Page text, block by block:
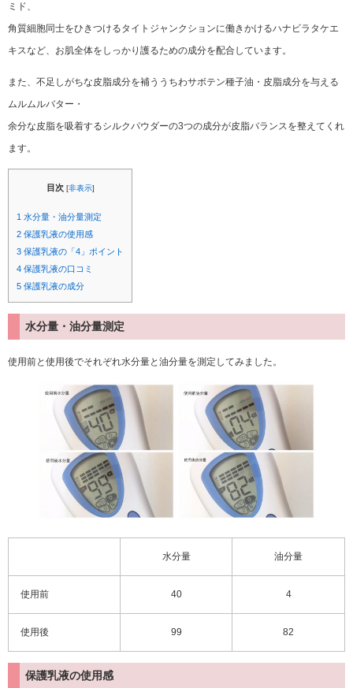
ミド、
角質細胞同士をひきつけるタイトジャンクションに働きかけるハナビラタケエ
キスなど、お肌全体をしっかり護るための成分を配合しています。
また、不足しがちな皮脂成分を補ううちわサボテン種子油・皮脂成分を与える
ムルムルバター・
余分な皮脂を吸着するシルクパウダーの3つの成分が皮脂バランスを整えてくれ
ます。
目次 [非表示]
1 水分量・油分量測定
2 保護乳液の使用感
3 保護乳液の「4」ポイント
4 保護乳液の口コミ
5 保護乳液の成分
水分量・油分量測定
使用前と使用後でそれぞれ水分量と油分量を測定してみました。
水分量 油分量
使用前 40 4
使用後 99 82
保護乳液の使用感